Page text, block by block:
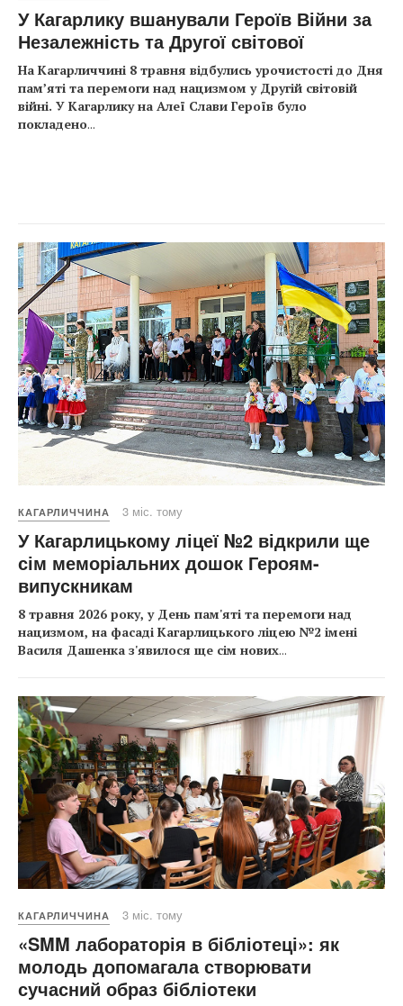
У Кагарлику вшанували Героїв Війни за
Незалежність та Другої світової
На Кагарличчині 8 травня відбулись урочистості до Дня
пам’яті та перемоги над нацизмом у Другій світовій
війні. У Кагарлику на Алеї Слави Героїв було
покладено...
КАГАРЛИЧЧИНА 3 міс. тому
У Кагарлицькому ліцеї №2 відкрили ще
сім меморіальних дошок Героям-
випускникам
8 травня 2026 року, у День пам'яті та перемоги над
нацизмом, на фасаді Кагарлицького ліцею №2 імені
Василя Дашенка з'явилося ще сім нових...
КАГАРЛИЧЧИНА 3 міс. тому
«SMM лабораторія в бібліотеці»: як
молодь допомагала створювати
сучасний образ бібліотеки